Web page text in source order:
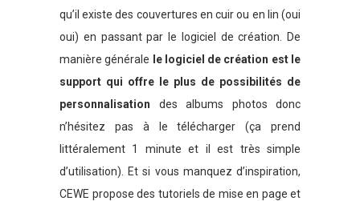
qu’il existe des couvertures en cuir ou en lin (oui
oui) en passant par le logiciel de création. De
manière générale
le logiciel de création est le
support qui offre le plus de possibilités de
personnalisation des albums photos donc
n’hésitez pas à le télécharger (ça prend
littéralement 1 minute et il est très simple
d’utilisation). Et si vous manquez d’inspiration,
CEWE propose des tutoriels de mise en page et